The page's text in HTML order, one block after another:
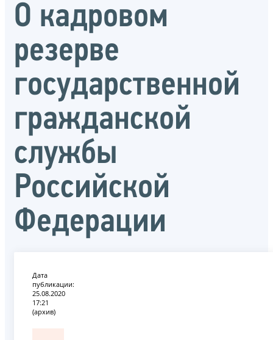
О кадровом
резерве
государственной
гражданской
службы
Российской
Федерации
Дата
публикации:
25.08.2020
17:21
(архив)